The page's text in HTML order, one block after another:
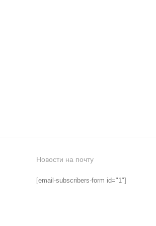
Новости на почту
[email-subscribers-form id="1"]